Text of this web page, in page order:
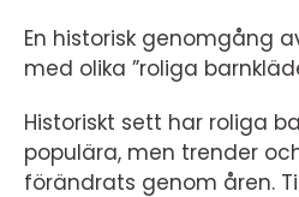
En historisk genomgång
med olika ”roliga
Historiskt sett har roliga
populära, men trender
förändrats genom åren.